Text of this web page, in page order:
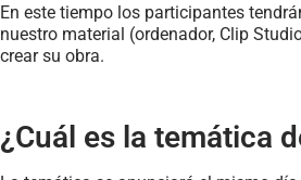
En este tiempo los participantes
nuestro material (ordenador, Clip
crear su obra.
¿Cuál es la temática